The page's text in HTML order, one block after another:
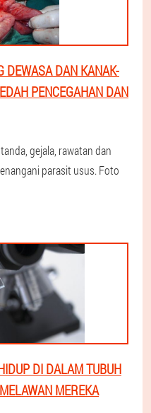
DEWASA DAN KANAK-
PENCEGAHAN DAN
gejala, rawatan dan
parasit usus. Foto
DI DALAM TUBUH
MEREKA